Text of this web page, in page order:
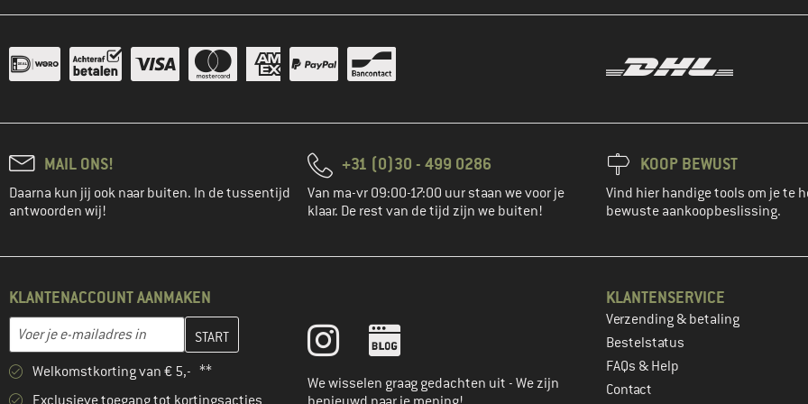
MAIL ONS!
Daarna kun jij ook naar buiten. In de tussentijd
antwoorden wij!
+31 (0)30 - 499 0286
Van ma-vr 09:00-17:00 uur staan we voor je
klaar. De rest van de tijd zijn we buiten!
KOOP BEWUST
Vind hier handige tools om je te
bewuste aankoopbeslissing.
KLANTENACCOUNT AANMAKEN
E-mailadres
Vul je e-mailadres hier in en maak in de volgende stap je klantenaccount aan
Welkomstkorting van € 5,- **
We wisselen graag gedachten uit - We zijn
KLANTENSERVICE
Verzending & betaling
Bestelstatus
FAQs & Help
Contact